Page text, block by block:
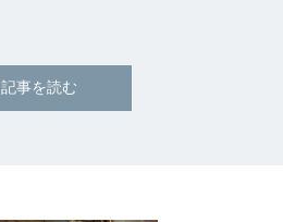
記事を読む